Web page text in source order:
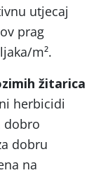
utjecaj
prag
m².
žitarica
herbicidi
dobro
dobru
na